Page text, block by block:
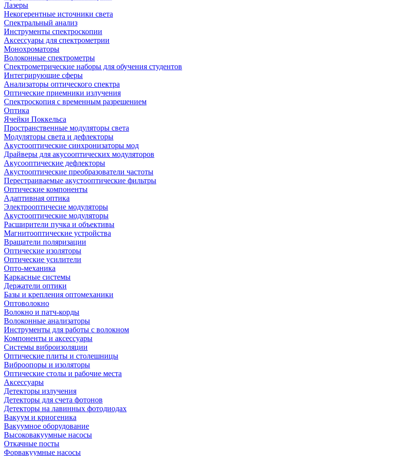
Лазеры
Некогерентные источники света
Спектральный анализ
Инструменты спектроскопии
Аксессуары для спектрометрии
Монохроматоры
Волоконные спектрометры
Спектрометрические наборы для обучения студентов
Интегрирующие сферы
Анализаторы оптического спектра
Оптические приемники излучения
Спектроскопия с временным разрешением
Оптика
Ячейки Поккельса
Пространственные модуляторы света
Модуляторы света и дефлекторы
Акустооптические синхронизаторы мод
Драйверы для акусооптических модуляторов
Акусооптические дефлекторы
Акустооптические преобразователи частоты
Перестраиваемые акустооптические фильтры
Оптические компоненты
Адаптивная оптика
Электрооптичесие модуляторы
Акустооптические модуляторы
Расширители пучка и объективы
Магнитооптические устройства
Вращатели поляризации
Оптические изоляторы
Оптические усилители
Опто-механика
Каркасные системы
Держатели оптики
Базы и крепления оптомеханики
Оптоволокно
Волокно и патч-корды
Волоконные анализаторы
Инструменты для работы с волокном
Компоненты и аксессуары
Системы виброизоляции
Оптические плиты и столешницы
Виброопоры и изоляторы
Оптические столы и рабочие места
Аксессуары
Детекторы излучения
Детекторы для счета фотонов
Детекторы на лавинных фотодиодах
Вакуум и криогеника
Вакуумное оборудование
Высоковакуумные насосы
Откачные посты
Форвакуумные насосы